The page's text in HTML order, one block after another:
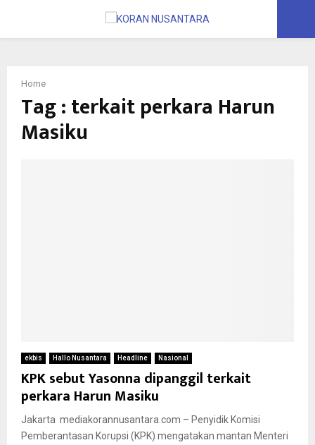
PRIMARY
MENU
Home
Tag : terkait perkara Harun
Masiku
ekbis Hallo Nusantara Headline Nasional
KPK sebut Yasonna dipanggil terkait
perkara Harun Masiku
Jakarta mediakorannusantara.com – Penyidik Komisi
Pemberantasan Korupsi (KPK) mengatakan mantan Menteri